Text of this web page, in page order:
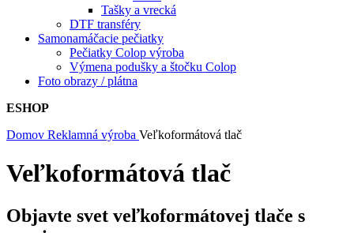
Tašky a vrecká
DTF transféry
Samonamáčacie pečiatky
Pečiatky Colop výroba
Výmena podušky a štočku Colop
Foto obrazy / plátna
ESHOP
Domov Reklamná výroba Veľkoformátová tlač
Veľkoformátová tlač
Objavte svet veľkoformátovej tlače s